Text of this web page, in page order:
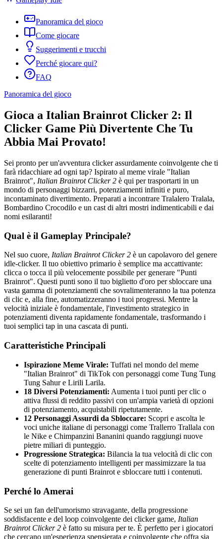
Panoramica del gioco
Come giocare
Suggerimenti e trucchi
Perché giocare qui?
FAQ
Panoramica del gioco
Gioca a Italian Brainrot Clicker 2: Il
Clicker Game Più Divertente Che Tu
Abbia Mai Provato!
Sei pronto per un'avventura clicker assurdamente coinvolgente che ti
farà ridacchiare ad ogni tap? Ispirato al meme virale "Italian
Brainrot", Italian Brainrot Clicker 2 è qui per trasportarti in un
mondo di personaggi bizzarri, potenziamenti infiniti e puro,
incontaminato divertimento. Preparati a incontrare Tralalero Tralala,
Bombardino Crocodilo e un cast di altri mostri indimenticabili e dai
nomi esilaranti!
Qual è il Gameplay Principale?
Nel suo cuore, Italian Brainrot Clicker 2 è un capolavoro del genere
idle-clicker. Il tuo obiettivo primario è semplice ma accattivante:
clicca o tocca il più velocemente possibile per generare "Punti
Brainrot". Questi punti sono il tuo biglietto d'oro per sbloccare una
vasta gamma di potenziamenti che sovralimenteranno la tua potenza
di clic e, alla fine, automatizzeranno i tuoi progressi. Mentre la
velocità iniziale è fondamentale, l'investimento strategico in
potenziamenti diventa rapidamente fondamentale, trasformando i
tuoi semplici tap in una cascata di punti.
Caratteristiche Principali
Ispirazione Meme Virale: Tuffati nel mondo del meme
"Italian Brainrot" di TikTok con personaggi come Tung Tung
Tung Sahur e Lirili Larila.
18 Diversi Potenziamenti: Aumenta i tuoi punti per clic o
attiva flussi di reddito passivi con un'ampia varietà di opzioni
di potenziamento, acquistabili ripetutamente.
12 Personaggi Assurdi da Sbloccare: Scopri e ascolta le
voci uniche italiane di personaggi come Trallerro Trallala con
le Nike e Chimpanzini Bananini quando raggiungi nuove
pietre miliari di punteggio.
Progressione Strategica: Bilancia la tua velocità di clic con
scelte di potenziamento intelligenti per massimizzare la tua
generazione di punti Brainrot e sbloccare tutti i contenuti.
Perché lo Amerai
Se sei un fan dell'umorismo stravagante, della progressione
soddisfacente e del loop coinvolgente dei clicker game, Italian
Brainrot Clicker 2 è fatto su misura per te. È perfetto per i giocatori
che cercano un'esperienza spensierata e coinvolgente che offra sia